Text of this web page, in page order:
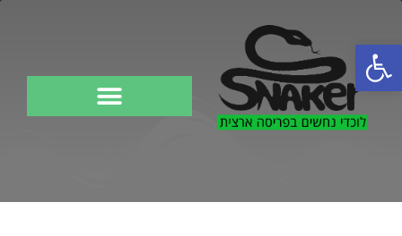
פתח סרגל נגישות